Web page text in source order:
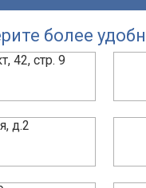
более
42, стр. 9
д.2